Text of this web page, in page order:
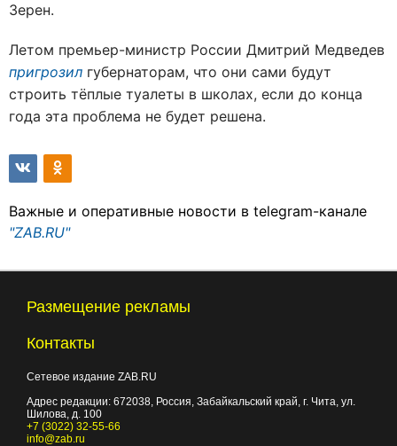
Зерен.
Летом премьер-министр России Дмитрий Медведев
пригрозил губернаторам, что они сами будут
строить тёплые туалеты в школах, если до конца
года эта проблема не будет решена.
Важные и оперативные новости в telegram-канале
"ZAB.RU"
Размещение рекламы
Контакты
Сетевое издание ZAB.RU
Адрес редакции: 672038, Россия, Забайкальский край, г. Чита, ул.
Шилова, д. 100
+7 (3022) 32-55-66
info@zab.ru